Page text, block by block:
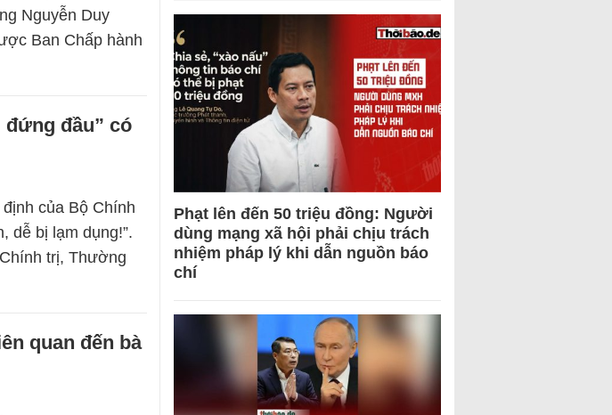
Nguyễn Duy
Ban Chấp hành
đầu” có
của Bộ Chính
dễ bị lạm dụng!”.
trị, Thường
quan đến bà
Phạt lên đến 50 triệu đồng: Người
dùng mạng xã hội phải chịu trách
nhiệm pháp lý khi dẫn nguồn báo
chí